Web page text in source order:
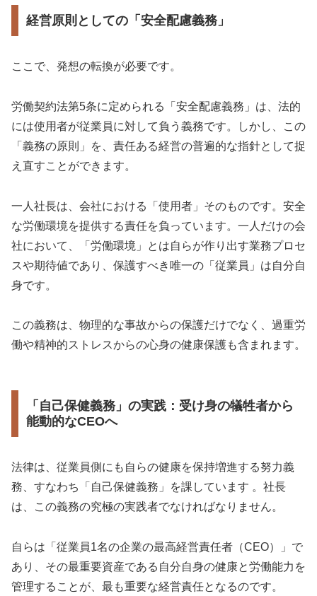
経営原則としての「安全配慮義務」
ここで、発想の転換が必要です。
労働契約法第5条に定められる「安全配慮義務」は、法的
には使用者が従業員に対して負う義務です。しかし、この
「義務の原則」を、責任ある経営の普遍的な指針として捉
え直すことができます。
一人社長は、会社における「使用者」そのものです。安全
な労働環境を提供する責任を負っています。一人だけの会
社において、「労働環境」とは自らが作り出す業務プロセ
スや期待値であり、保護すべき唯一の「従業員」は自分自
身です。
この義務は、物理的な事故からの保護だけでなく、過重労
働や精神的ストレスからの心身の健康保護も含まれます。
「自己保健義務」の実践：受け身の犠牲者から
能動的なCEOへ
法律は、従業員側にも自らの健康を保持増進する努力義
務、すなわち「自己保健義務」を課しています 。社長
は、この義務の究極の実践者でなければなりません。
自らは「従業員1名の企業の最高経営責任者（CEO）」で
あり、その最重要資産である自分自身の健康と労働能力を
管理することが、最も重要な経営責任となるのです。